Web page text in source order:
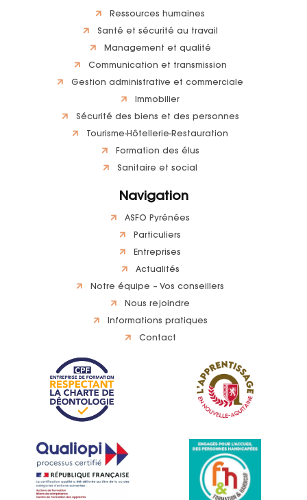
Ressources humaines
Santé et sécurité au travail
Management et qualité
Communication et transmission
Gestion administrative et commerciale
Immobilier
Sécurité des biens et des personnes
Tourisme-Hôtellerie-Restauration
Formation des élus
Sanitaire et social
Navigation
ASFO Pyrénées
Particuliers
Entreprises
Actualités
Notre équipe – Vos conseillers
Nous rejoindre
Informations pratiques
Contact